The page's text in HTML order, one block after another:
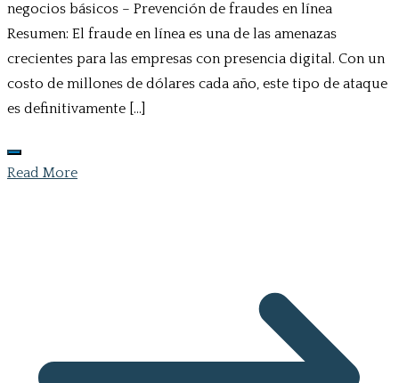
negocios básicos – Prevención de fraudes en línea
Resumen: El fraude en línea es una de las amenazas
crecientes para las empresas con presencia digital. Con un
costo de millones de dólares cada año, este tipo de ataque
es definitivamente […]
Read More